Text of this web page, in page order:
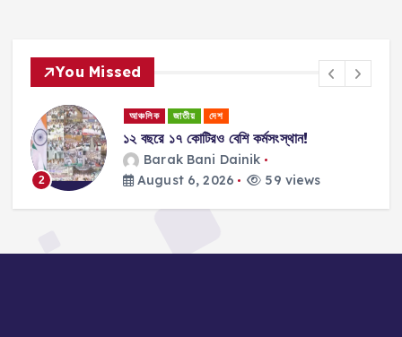
You Missed
2
আঞ্চলিক জাতীয় দেশ
১২ বছরে ১৭ কোটিরও বেশি কর্মসংস্থান!
Barak Bani Dainik
August 6, 2026
59 views